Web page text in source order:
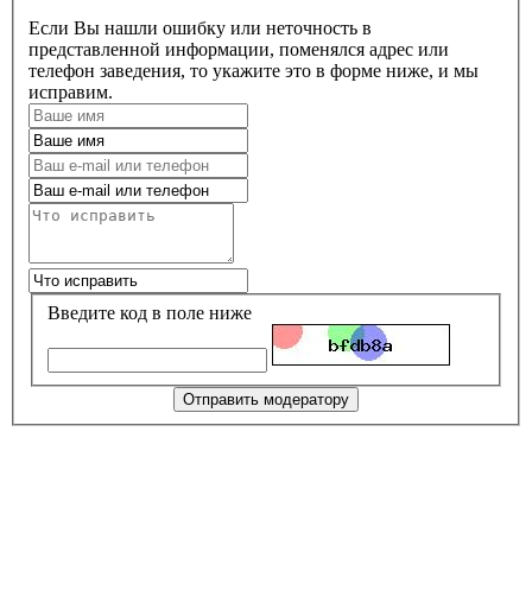
Если Вы нашли ошибку или неточность в
представленной информации, поменялся адрес или
телефон заведения, то укажите это в форме ниже, и мы
исправим.
Введите код в поле ниже
Отправить модератору